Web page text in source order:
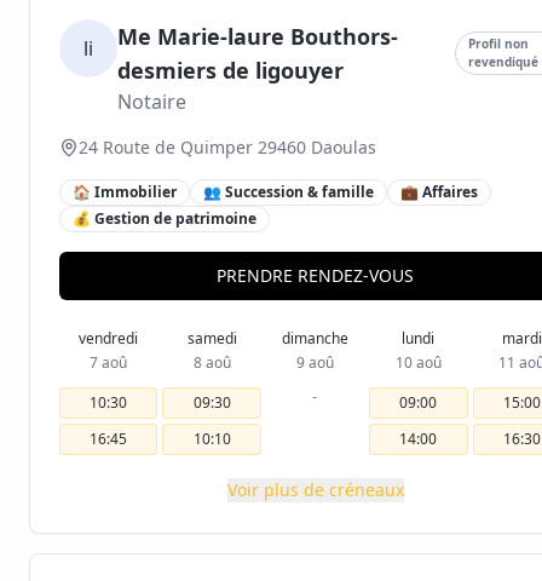
li
Me Marie-laure Bouthors-
desmiers de ligouyer
Profil non
revendiqué
Notaire
24 Route de Quimper 29460 Daoulas
🏠 Immobilier 👥 Succession & famille
💼 Affaires
💰 Gestion de patrimoine
PRENDRE RENDEZ-VOUS
vendredi
7 aoû
10:30
16:45
samedi
8 aoû
09:30
10:10
dimanche
9 aoû
-
lundi
10 aoû
09:00
14:00
mardi
11
15:00
16:30
Voir plus de créneaux